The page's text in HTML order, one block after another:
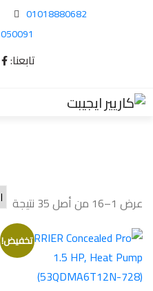
01018880682
تابعنا:
عرض 1–16 من أصل 35 نتيجة
تخفيض!